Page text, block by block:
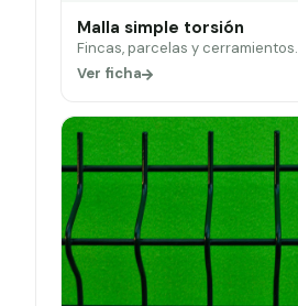
Malla simple torsión
Fincas, parcelas y cerramientos.
Ver ficha